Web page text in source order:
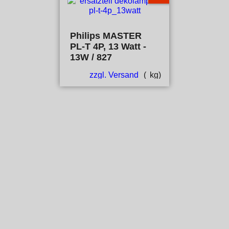
Philips MASTER
PL-T 4P, 13 Watt -
13W / 827
zzgl. Versand kg